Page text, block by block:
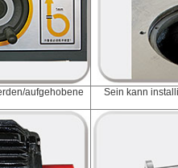
aufgehobene
Sein kann